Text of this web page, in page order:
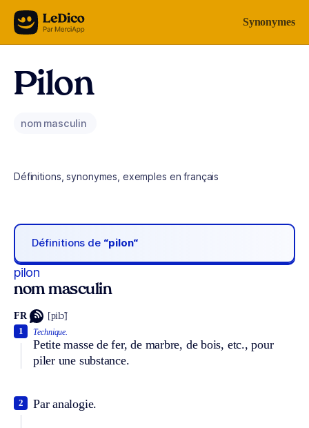
Aller au contenu Synonymes
Pilon
nom masculin
Définitions, synonymes, exemples en français
Définitions de “pilon“
pilon
nom masculin
FR [pilɔ̃]
Technique.
Petite masse de fer, de marbre, de bois, etc., pour
piler une substance.
1
Par analogie.
2